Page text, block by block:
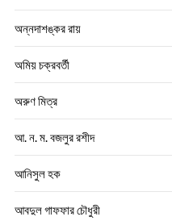
অন্নদাশঙ্কর রায়
অমিয় চক্রবর্তী
অরুণ মিত্র
আ. ন. ম. বজলুর রশীদ
আনিসুল হক
আবদুল গাফফার চৌধুরী